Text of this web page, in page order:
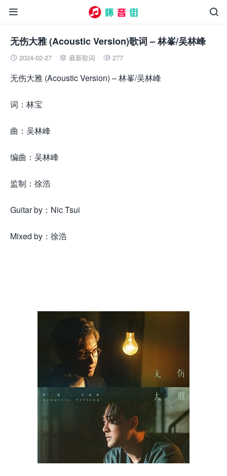


无伤大雅 (Acoustic Version)歌词 – 林峯/吴林峰
 2024-02-27  最新歌词  277
无伤大雅 (Acoustic Version) – 林峯/吴林峰
词：林宝
曲：吴林峰
编曲：吴林峰
监制：徐浩
Guitar by：Nic Tsui
Mixed by：徐浩